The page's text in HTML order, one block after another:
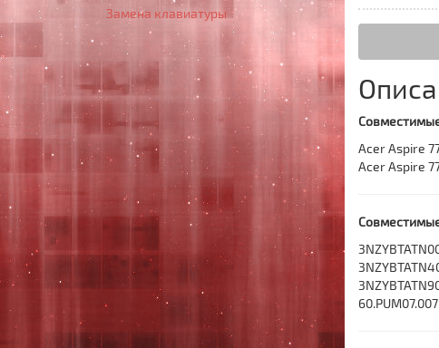
Замена клавиатуры
Acer Aspire
Acer Aspire
60.PUM07.007